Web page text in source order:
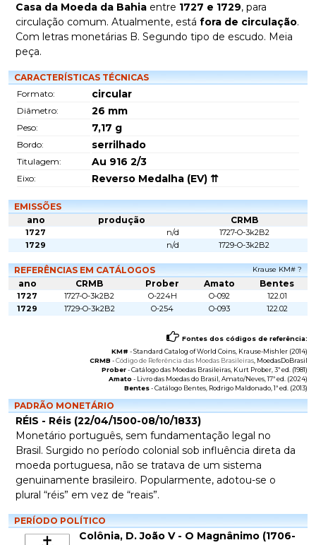
Casa da Moeda da Bahia entre 1727 e 1729, para
circulação comum. Atualmente, está fora de circulação.
Com letras monetárias B. Segundo tipo de escudo. Meia
peça.
CARACTERÍSTICAS TÉCNICAS
Formato:
circular
Diâmetro: 26 mm
Peso: 7,17 g
Bordo: serrilhado
Titulagem: Au 916 2/3
Eixo: Reverso Medalha (EV) ⇈
EMISSÕES
ano
produção CRMB
1727 n/d
1727-O-3k2B2
1729
n/d 1729-O-3k2B2
REFERÊNCIAS EM CATÁLOGOS Krause KM# ?
ano CRMB Prober Amato Bentes
1727 1727-O-3k2B2 O-224H O-092
122.01
1729
1729-O-3k2B2 O-254 O-093 122.02
Fontes dos códigos de referência:
KM# -Standard Catalog of World Coins , Krause-Mishler (2014)
CRMB -Código de Referência das Moedas Brasileiras , MoedasDoBrasil
Prober-Catálogo das Moedas Brasileiras , Kurt Prober, 3ª ed. (1981)
Amato - Livro das Moedas do Brasil , Amato/Neves, 17ª ed. (2024)
Bentes-Catálogo Bentes , Rodrigo Maldonado, 1ª ed. (2013)
PADRÃO MONETÁRIO
RÉIS - Réis (22/04/1500-08/10/1833)
Monetário português, sem fundamentação legal no
Brasil. Surgido no período colonial sob influência direta da
moeda portuguesa, não se tratava de um sistema
genuinamente brasileiro. Popularmente, adotou-se o
plural “réis” em vez de “reais”.
PERÍODO POLÍTICO
Colônia, D. João V - O Magnânimo (1706-